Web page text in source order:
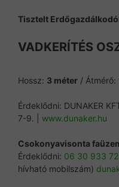
Tisztelt
VADKERÍTÉS
Hossz: 3 méter / Átmérő:
Érdeklődni: DUNAKER
7-9. | www.dunaker.hu
Csokonyavisonta
Érdeklődni: 06 30 933
hívható mobilszám)